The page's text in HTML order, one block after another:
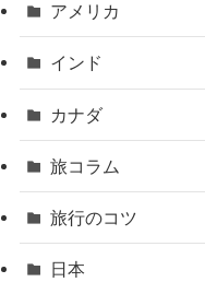
アメリカ
インド
カナダ
旅コラム
旅行のコツ
日本